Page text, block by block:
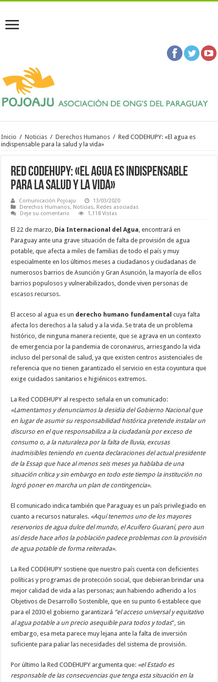
Inicio / Noticias / Derechos Humanos / Red CODEHUPY: «El agua es
indispensable para la salud y la vida»
Red CODEHUPY: «El agua es indispensable
para la salud y la vida»
Comunicación Pojoaju
13/03/2020
Derechos Humanos, Noticias, Redes asociadas
Deje su comentario
1,118 Vistas
El 22 de marzo, Día Internacional del Agua, encontrará en
Paraguay ante una grave situación de falta de provisión de agua
potable, que afecta a miles de familias de todo el país y muy
especialmente en los últimos meses a ciudadanos y ciudadanas de
numerosos barrios de Asunción y Gran Asunción, la mayoría de ellos
barrios populosos y vulnerabilizados, donde viven personas de
escasos recursos.
El acceso al agua es un derecho humano fundamental cuya falta
afecta los derechos a la salud y a la vida. Se trata de un problema
histórico, de ninguna manera reciente, que se agrava en un contexto
de emergencia por la pandemia de coronavirus, arriesgando la vida
incluso del personal de salud, ya que existen centros asistenciales de
referencia que no tienen garantizado el servicio en esta coyuntura que
exige cuidados sanitarios e higiénicos extremos.
La Red CODEHUPY al respecto señala en un comunicado:
«Lamentamos y denunciamos la desidia del Gobierno Nacional que
en lugar de asumir su responsabilidad histórica pretende instalar un
discurso en el que responsabiliza a la ciudadanía por exceso de
consumo o, a la naturaleza por la falta de lluvia, excusas
inadmisibles teniendo en cuenta declaraciones del actual presidente
de la Essap que hace al menos seis meses ya hablaba de una
situación crítica y sin embargo en todo este tiempo la institución no
logró poner en marcha un plan de contingencia».
El comunicado indica también que Paraguay es un país privilegiado en
cuanto a recursos naturales. «Aquí tenemos uno de los mayores
reservorios de agua dulce del mundo, el Acuífero Guaraní, pero aun
así desde hace años la población padece problemas con la provisión
de agua potable de forma reiterada».
La Red CODEHUPY sostiene que nuestro país cuenta con deficientes
políticas y programas de protección social, que debieran brindar una
mejor calidad de vida a las personas; aun habiendo adherido a los
Objetivos de Desarrollo Sostenible, que en su punto 6 establece que
para el 2030 el gobierno garantizará “el acceso universal y equitativo
al agua potable a un precio asequible para todos y todas”, sin
embargo, esa meta parece muy lejana ante la falta de inversión
suficiente para paliar las necesidades del sistema de provisión.
Por último la Red CODEHUPY argumenta que: «el Estado es
responsable de las consecuencias que tenga esta situación en la